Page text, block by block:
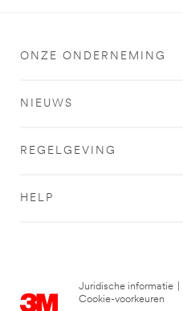
ONZE ONDERNEMING
NIEUWS
REGELGEVING
HELP
Juridische informatie
Cookie-voorkeuren